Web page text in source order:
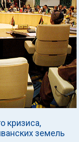
кризиса,
земель